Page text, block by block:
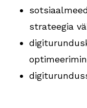
strateegia